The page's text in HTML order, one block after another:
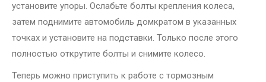
установите упоры. Ослабьте болты крепления колеса,
затем поднимите автомобиль домкратом в указанных
точках и установите на подставки. Только после этого
полностью открутите болты и снимите колесо.
Теперь можно приступить к работе с тормозным